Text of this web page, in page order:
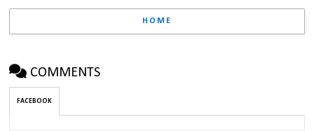
HOME
COMMENTS
FACEBOOK